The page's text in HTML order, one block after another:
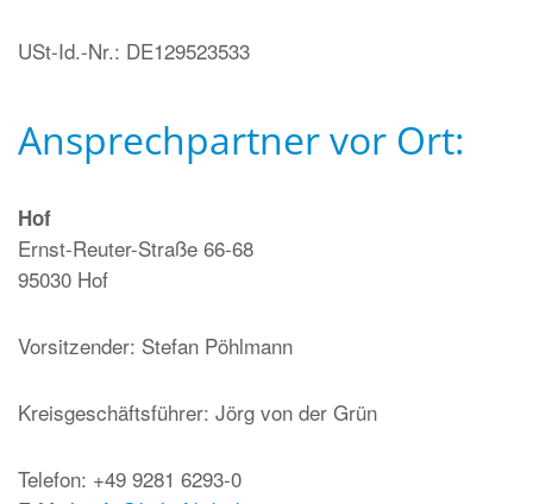
USt-Id.-Nr.: DE129523533
Ansprechpartner vor Ort:
Hof
Ernst-Reuter-Straße 66-68
95030 Hof
Vorsitzender: Stefan Pöhlmann
Kreisgeschäftsführer: Jörg von der Grün
Telefon: +49 9281 6293-0